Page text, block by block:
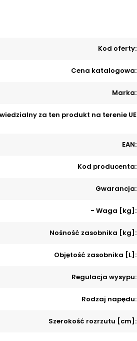
Kod oferty:
Cena katalogowa:
Marka:
za ten produkt na terenie UE
EAN:
Kod producenta:
Gwarancja:
- Waga [kg]:
Nośność zasobnika [kg]:
Objętość zasobnika [L]:
Regulacja wysypu:
Rodzaj napędu:
Szerokość rozrzutu [cm]: